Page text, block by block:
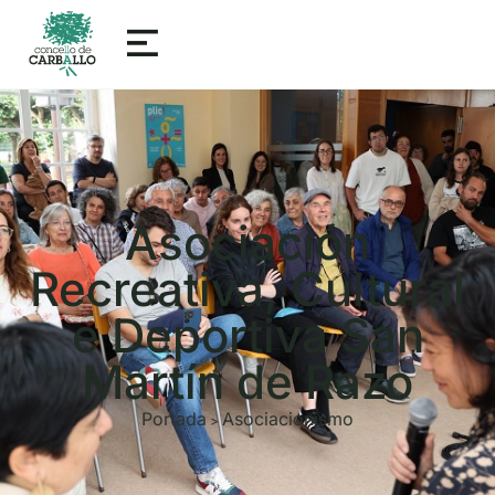
Asociación
Recreativa, Cultural
e Deportiva San
Martín de Razo
Portada>Asociacionismo